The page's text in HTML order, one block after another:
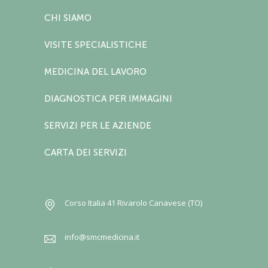
CHI SIAMO
VISITE SPECIALISTICHE
MEDICINA DEL LAVORO
DIAGNOSTICA PER IMMAGINI
SERVIZI PER LE AZIENDE
CARTA DEI SERVIZI
Corso Italia 41 Rivarolo Canavese (TO)
info@smcmedicina.it